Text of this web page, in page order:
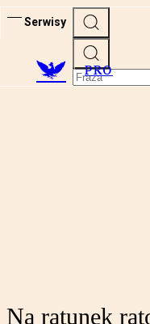
Serwisy
PRO
Na ratunek